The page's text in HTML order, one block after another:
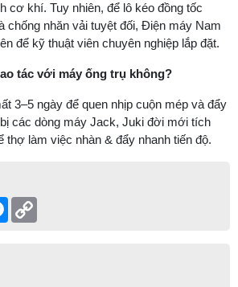
cơ khí. Tuy nhiên, để lô kéo đồng tốc
chống nhăn vải tuyệt đối, Điện máy Nam
để kỹ thuật viên chuyên nghiệp lắp đặt.
tác với máy ống trụ không?
3–5 ngày để quen nhịp cuộn mép và đẩy
các dòng máy Jack, Juki đời mới tích
thợ làm việc nhàn & đẩy nhanh tiến độ.
Messenger